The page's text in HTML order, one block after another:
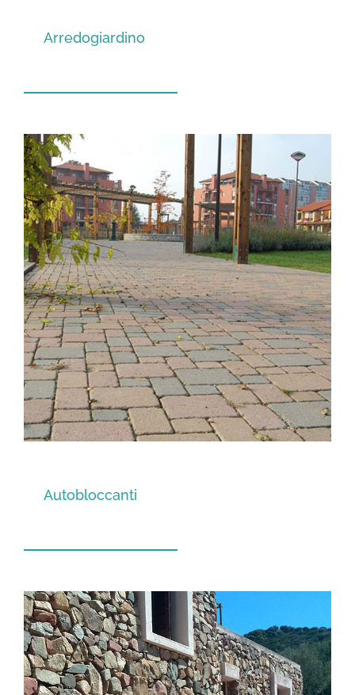
Arredogiardino
Autobloccanti